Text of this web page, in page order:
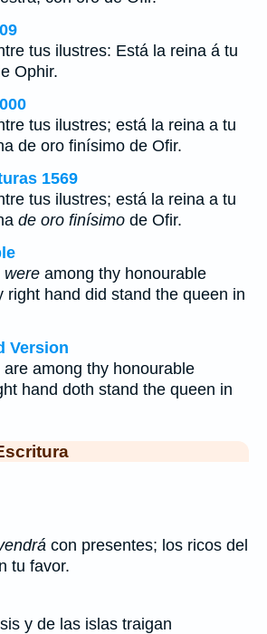
tus ilustres: Está la reina á tu
Ophir.
tus ilustres; está la reina a tu
de oro finísimo de Ofir.
1569
tus ilustres; está la reina a tu
de oro finísimo de Ofir.
were among thy honourable
right hand did stand the queen in
Version
among thy honourable
hand doth stand the queen in
con presentes; los ricos del
tu favor.
y de las islas traigan